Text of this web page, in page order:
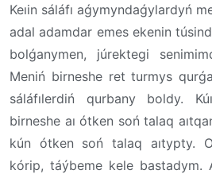
Keıin sáláfı aǵymyndaǵylardyń
adal adamdar emes ekenin
bolǵanymen, júrektegi
Meniń birneshe ret turmys
sáláfılerdiń qurbany boldy.
birneshe aı ótken soń talaq
kún ótken soń talaq aıtypty.
kórip, táýbeme kele bastadym.